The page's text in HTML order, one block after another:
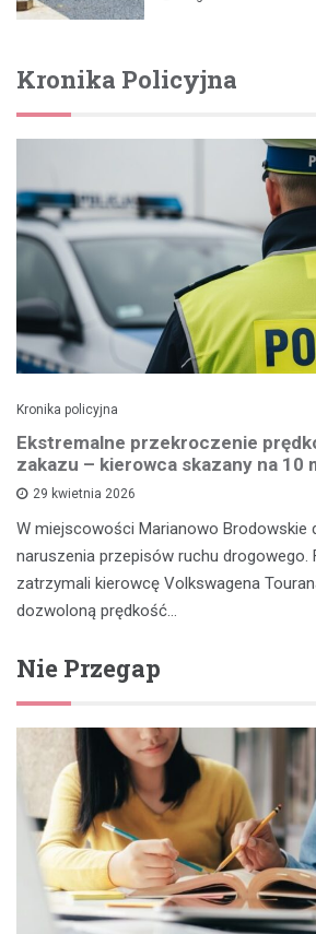
Kronika Policyjna
Kronika policyjna
Ekstremalne przekroczenie
zakazu – kierowca skazany na 10
29 kwietnia 2026
W miejscowości Marianowo Brodowskie
naruszenia przepisów ruchu drogowego.
zatrzymali kierowcę Volkswagena
dozwoloną prędkość…
Nie Przegap